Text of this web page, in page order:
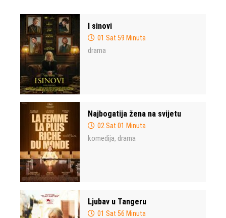
I sinovi
01 Sat 59 Minuta
drama
Najbogatija žena na svijetu
02 Sat 01 Minuta
komedija, drama
Ljubav u Tangeru
01 Sat 56 Minuta